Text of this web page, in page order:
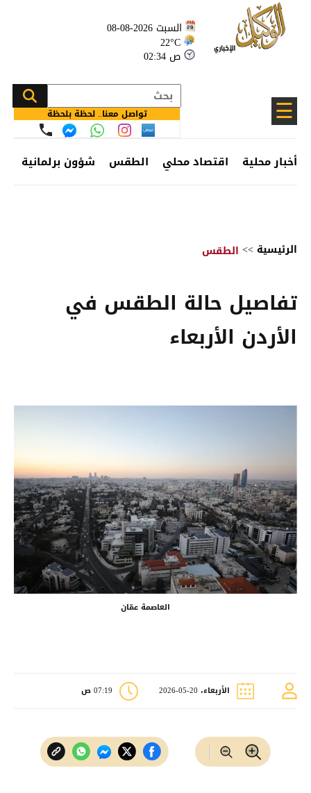
السبت 2026-08-08
22°C
02:34 ص
☰ تواصل معنا.. لحظة بلحظة
أخبار محلية اقتصاد محلي الطقس شؤون برلمانية
الرئيسية >> الطقس
تفاصيل حالة الطقس في
الأردن الأربعاء
العاصمة عمّان
الأربعاء، 20-05-2026 07:19 ص